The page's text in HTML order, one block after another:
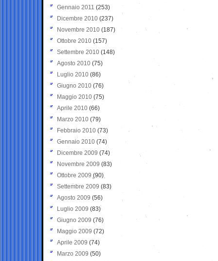
Gennaio 2011 (253)
Dicembre 2010 (237)
Novembre 2010 (187)
Ottobre 2010 (157)
Settembre 2010 (148)
Agosto 2010 (75)
Luglio 2010 (86)
Giugno 2010 (76)
Maggio 2010 (75)
Aprile 2010 (66)
Marzo 2010 (79)
Febbraio 2010 (73)
Gennaio 2010 (74)
Dicembre 2009 (74)
Novembre 2009 (83)
Ottobre 2009 (90)
Settembre 2009 (83)
Agosto 2009 (56)
Luglio 2009 (83)
Giugno 2009 (76)
Maggio 2009 (72)
Aprile 2009 (74)
Marzo 2009 (50)